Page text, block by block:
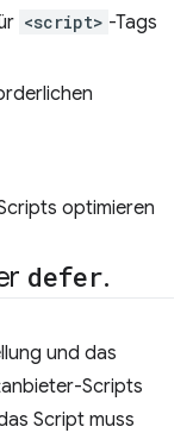
<script> -Tags
optimieren
defer.
und das
Scripts
Script muss